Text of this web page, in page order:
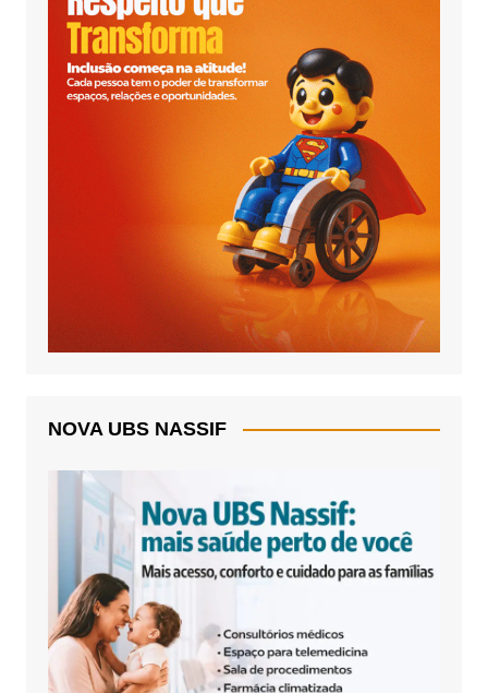
NOVA UBS NASSIF